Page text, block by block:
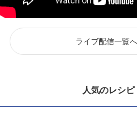
ライブ配信一覧へ
人気のレシピ